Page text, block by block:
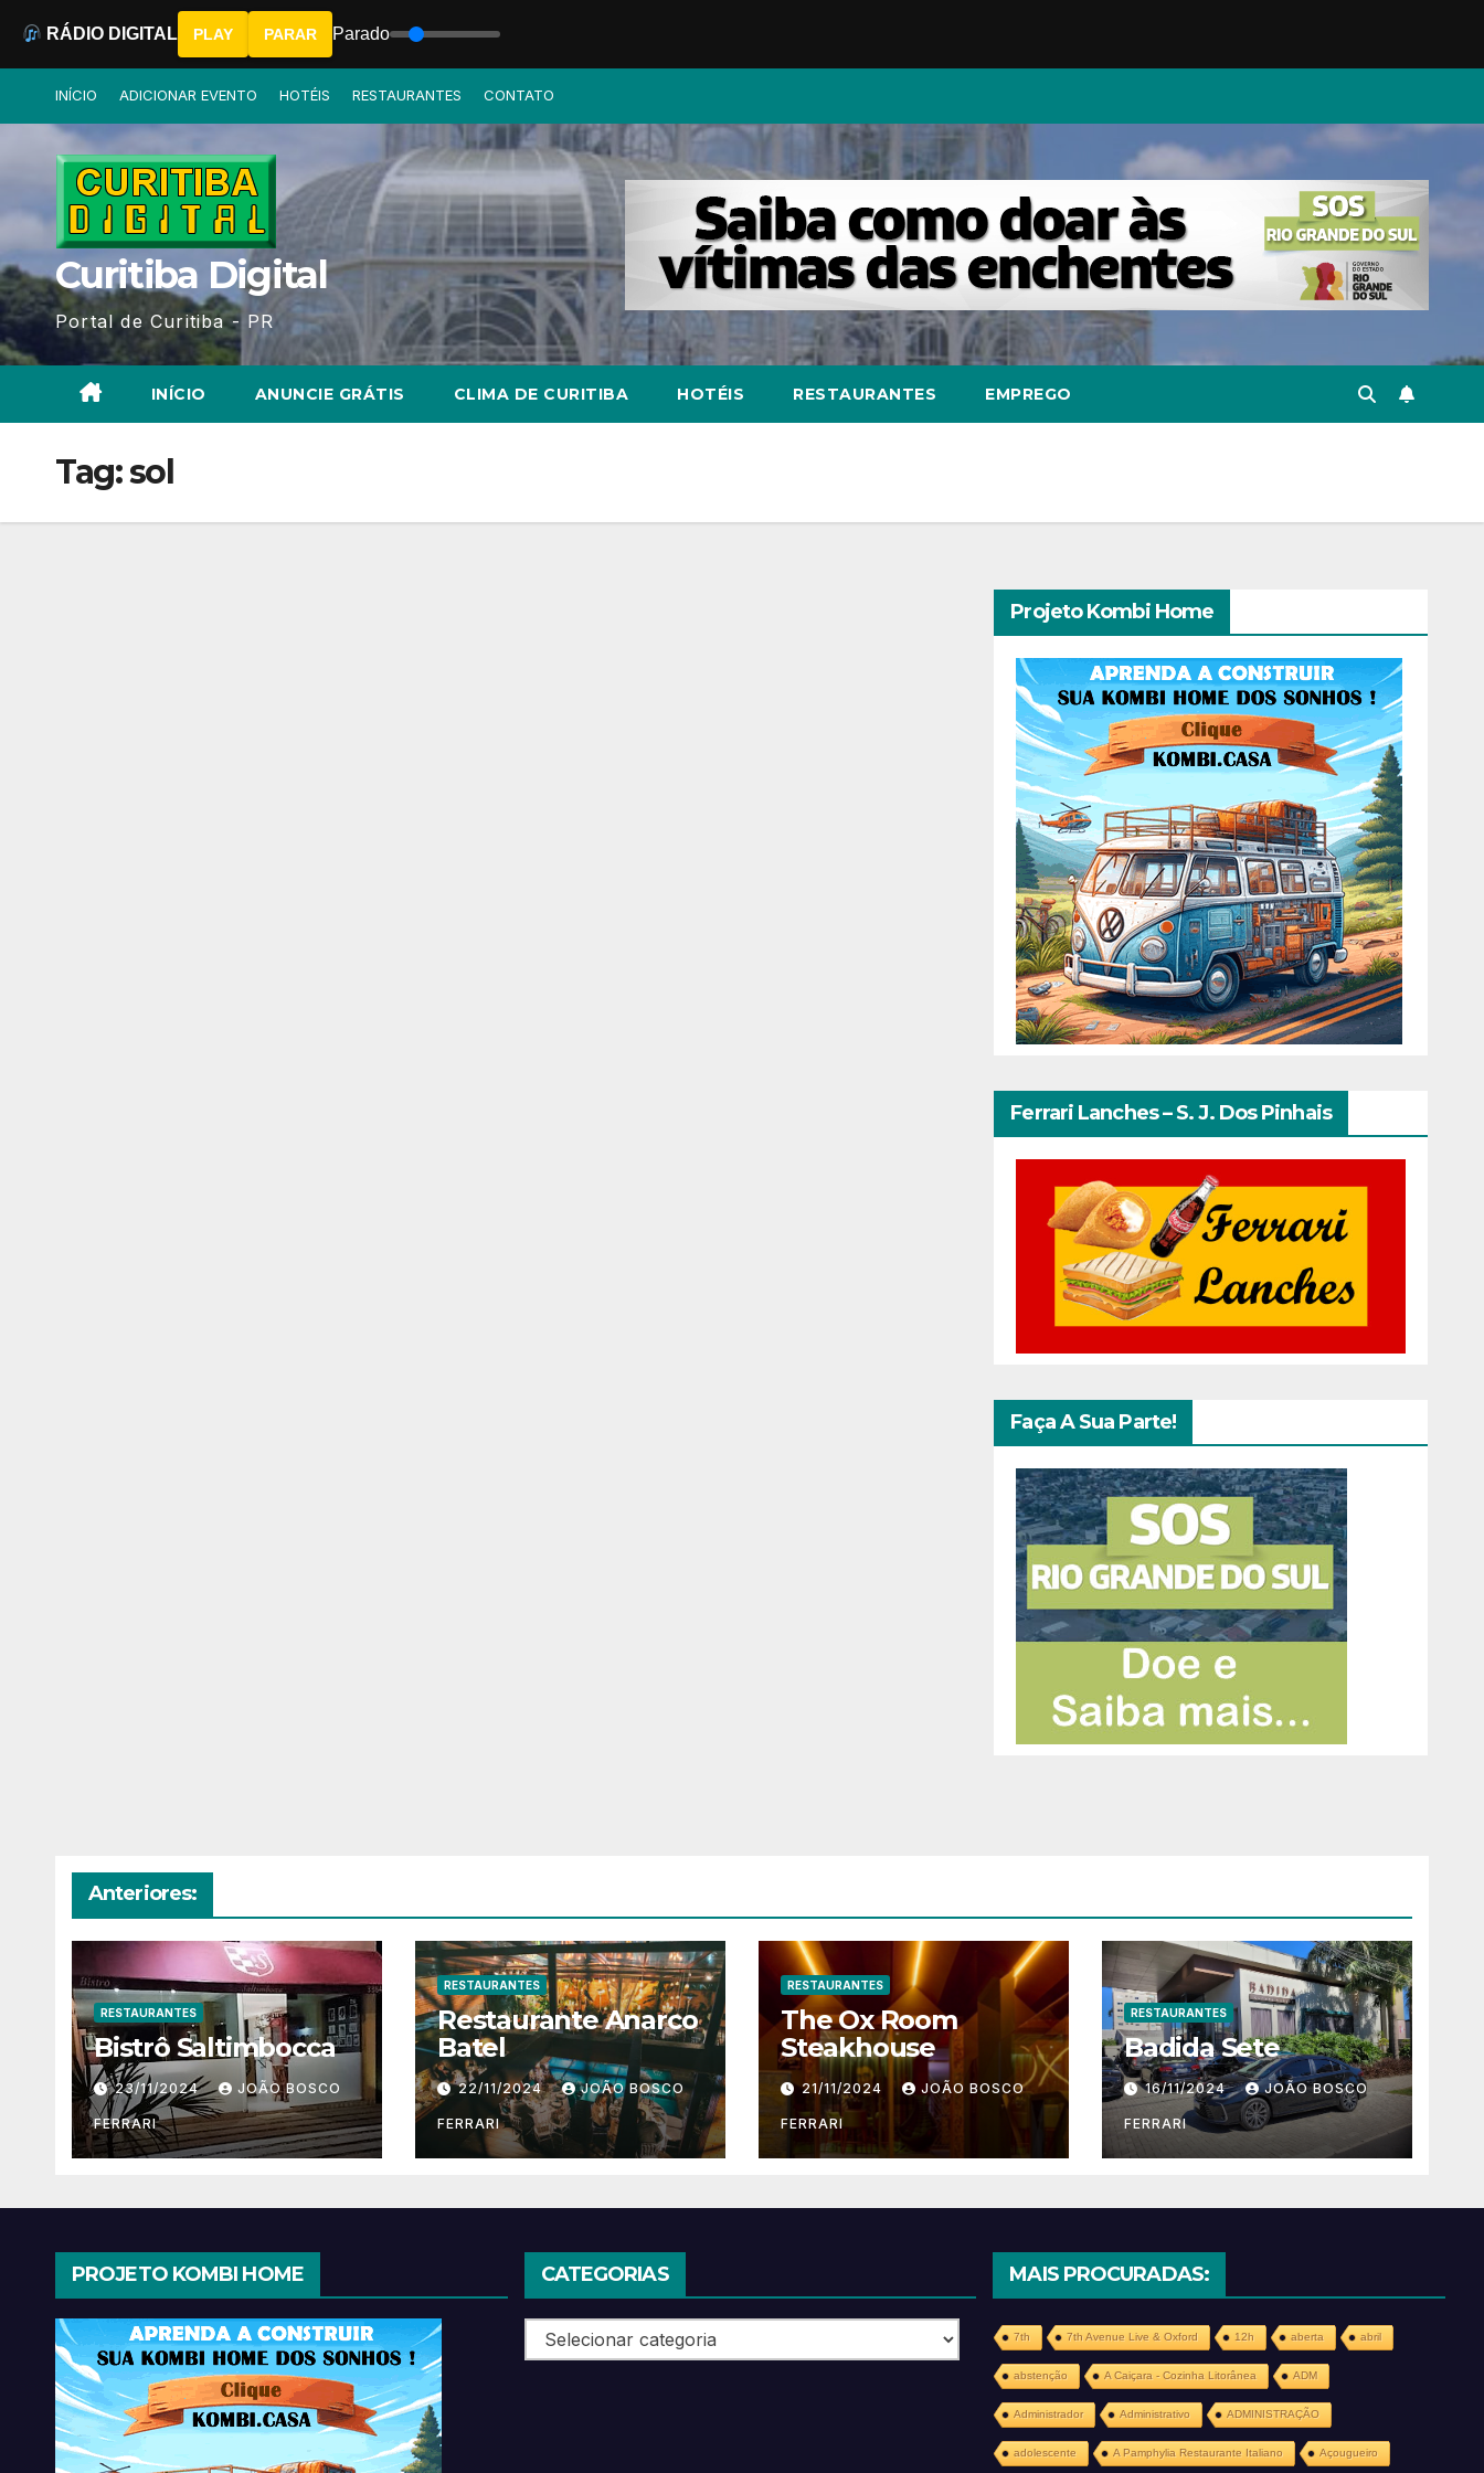
INÍCIO ADICIONAR EVENTO HOTÉIS RESTAURANTES CONTATO
Curitiba Digital
Portal de Curitiba - PR
INÍCIO ANUNCIE GRÁTIS CLIMA DE CURITIBA HOTÉIS RESTAURANTES EMPREGO
Tag:sol
Projeto Kombi Home
Ferrari Lanches – S. J. Dos Pinhais
Faça A Sua Parte!
Anteriores:
RESTAURANTES
Bistrô Saltimbocca
23/11/2024 JOÃO BOSCO
FERRARI
RESTAURANTES
Restaurante Anarco
Batel
22/11/2024 JOÃO BOSCO
FERRARI
RESTAURANTES
The Ox Room
Steakhouse
21/11/2024 JOÃO BOSCO
FERRARI
RESTAURANTES
Badida Sete
16/11/2024 JOÃO BOSCO
FERRARI
PROJETO KOMBI HOME CATEGORIAS
Categorias
MAIS PROCURADAS:
7th 7th Avenue Live & Oxford 12h aberta abril
abstenção A Caiçara - Cozinha Litorânea ADM
Administrador Administrativo ADMINISTRAÇÃO
adolescente A Pamphylia Restaurante Italiano Açougueiro
RÁDIO DIGITAL PLAY PARAR Parado